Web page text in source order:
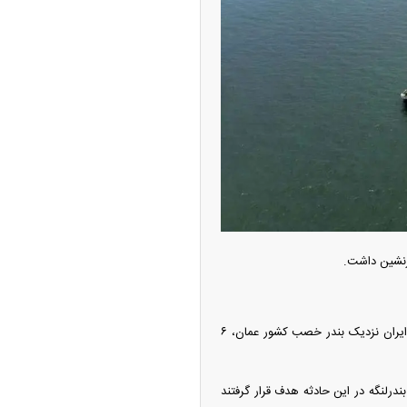
فرماندار شهرستان بندرلنگه گفت: در حمله شب گذشته جنگنده‌های آمریکایی به شناور‌های باری و صیادی ایران نزدیک بندر خصب کشور عمان، ۶
شهرستان بندرلنگه در این حادثه هدف قرار گرفتند
جدید شد/ اولین
سیاسی + جدول
چین از بمب افکن H-۶N با موشک هسته‌ای